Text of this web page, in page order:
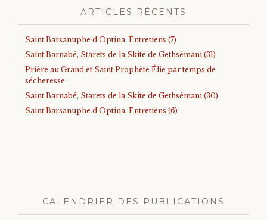
ARTICLES RÉCENTS
Saint Barsanuphe d’Optina. Entretiens (7)
Saint Barnabé, Starets de la Skite de Gethsémani (31)
Prière au Grand et Saint Prophète Élie par temps de
sécheresse
Saint Barnabé, Starets de la Skite de Gethsémani (30)
Saint Barsanuphe d’Optina. Entretiens (6)
CALENDRIER DES PUBLICATIONS